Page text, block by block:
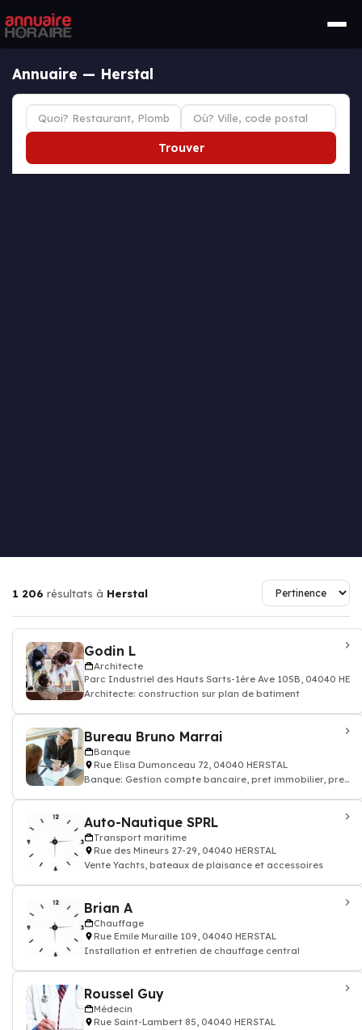
Annuaire — Herstal
Trouver
1 206 résultats à Herstal
Godin L
Architecte
Parc Industriel des Hauts Sarts-1ère Ave 105B, 04040
Architecte: construction sur plan de batiment
Bureau Bruno Marrai
Banque
Rue Elisa Dumonceau 72, 04040 HERSTAL
Banque: Gestion compte bancaire, pret immobilier, pret
Auto-Nautique SPRL
Transport maritime
Rue des Mineurs 27-29, 04040 HERSTAL
Vente Yachts, bateaux de plaisance et accessoires
Brian A
Chauffage
Rue Emile Muraille 109, 04040 HERSTAL
Installation et entretien de chauffage central
Roussel Guy
Médecin
Rue Saint-Lambert 85, 04040 HERSTAL